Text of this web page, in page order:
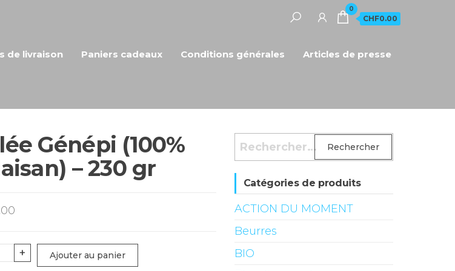
0
CHF0.00
de livraison Paniers cadeaux Conditions générales Articles de presse
Génépi (100%
– 230 gr
+ Ajouter au panier
Rechercher :
Catégories de produits
ACTION DU MOMENT
Beurres
BIO